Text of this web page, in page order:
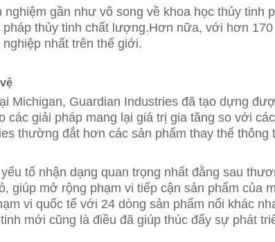
nghiệm gần như vô song về khoa học thủy
pháp thủy tinh chất lượng.Hơn nữa, với hơn
nhất trên thế giới.
Michigan, Guardian Industries đã tạo dựng
các giải pháp mang lại giá trị gia tăng so với
thường đắt hơn các sản phẩm thay thế
tố nhận dạng quan trọng nhất đằng sau
giúp mở rộng phạm vi tiếp cận sản phẩm
vi quốc tế với 24 dòng sản phẩm nổi khác
mới cũng là điều đã giúp thúc đẩy sự phát